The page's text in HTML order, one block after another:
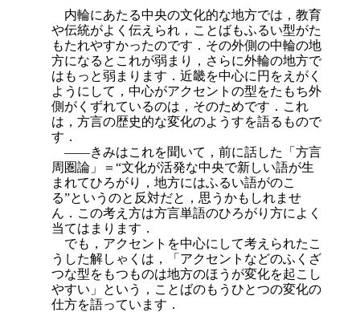
内輪にあたる中央の文化的な地方では，教育
や伝統がよく伝えられ，ことばもふるい型がた
もたれやすかったのです．その外側の中輪の地
方になるとこれが弱まり，さらに外輪の地方で
はもっと弱まります．近畿を中心に円をえがく
ようにして，中心がアクセントの型をたもち外
側がくずれているのは，そのためです．これ
は，方言の歴史的な変化のようすを語るもので
す．
――きみはこれを聞いて，前に話した「方言
周圏論」＝“文化が活発な中央で新しい語が生
まれてひろがり，地方にはふるい語がのこ
る”というのと反対だと，思うかもしれませ
ん．この考え方は方言単語のひろがり方によく
当てはまります．
でも，アクセントを中心にして考えられたこ
うした解しゃくは，「アクセントなどのふくざ
つな型をもつものは地方のほうが変化を起こし
やすい」という，ことばのもうひとつの変化の
仕方を語っています．